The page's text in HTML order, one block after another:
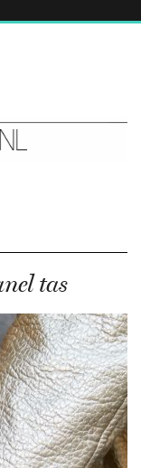
tas